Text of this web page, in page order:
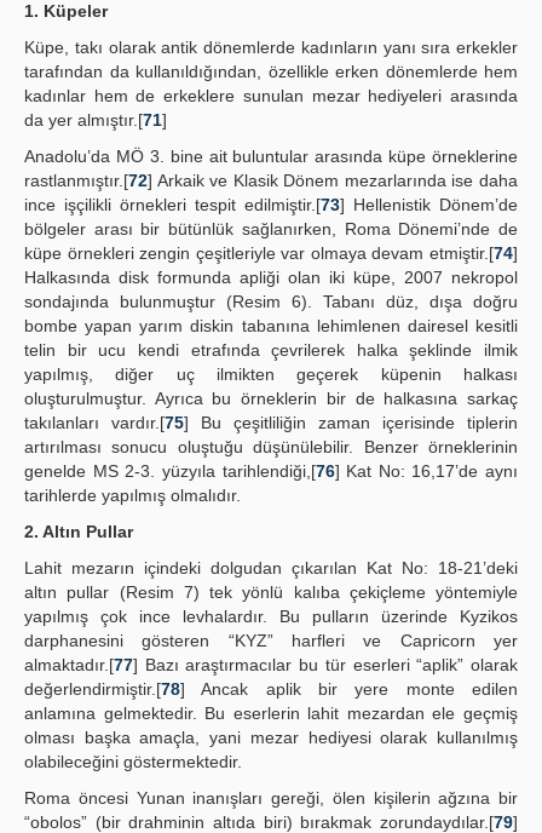
1. Küpeler
Küpe, takı olarak antik dönemlerde kadınların yanı sıra erkekler
tarafından da kullanıldığından, özellikle erken dönemlerde hem
kadınlar hem de erkeklere sunulan mezar hediyeleri arasında
da yer almıştır.[71]
Anadolu’da MÖ 3. bine ait buluntular arasında küpe örneklerine
rastlanmıştır.[72] Arkaik ve Klasik Dönem mezarlarında ise daha
ince işçilikli örnekleri tespit edilmiştir.[73] Hellenistik Dönem’de
bölgeler arası bir bütünlük sağlanırken, Roma Dönemi’nde de
küpe örnekleri zengin çeşitleriyle var olmaya devam etmiştir.[74]
Halkasında disk formunda apliği olan iki küpe, 2007 nekropol
sondajında bulunmuştur (Resim 6). Tabanı düz, dışa doğru
bombe yapan yarım diskin tabanına lehimlenen dairesel kesitli
telin bir ucu kendi etrafında çevrilerek halka şeklinde ilmik
yapılmış, diğer uç ilmikten geçerek küpenin halkası
oluşturulmuştur. Ayrıca bu örneklerin bir de halkasına sarkaç
takılanları vardır.[75] Bu çeşitliliğin zaman içerisinde tiplerin
artırılması sonucu oluştuğu düşünülebilir. Benzer örneklerinin
genelde MS 2-3. yüzyıla tarihlendiği,[76] Kat No: 16,17’de aynı
tarihlerde yapılmış olmalıdır.
2. Altın Pullar
Lahit mezarın içindeki dolgudan çıkarılan Kat No: 18-21’deki
altın pullar (Resim 7) tek yönlü kalıba çekiçleme yöntemiyle
yapılmış çok ince levhalardır. Bu pulların üzerinde Kyzikos
darphanesini gösteren “KYZ” harfleri ve Capricorn yer
almaktadır.[77] Bazı araştırmacılar bu tür eserleri “aplik” olarak
değerlendirmiştir.[78] Ancak aplik bir yere monte edilen
anlamına gelmektedir. Bu eserlerin lahit mezardan ele geçmiş
olması başka amaçla, yani mezar hediyesi olarak kullanılmış
olabileceğini göstermektedir.
Roma öncesi Yunan inanışları gereği, ölen kişilerin ağzına bir
“obolos” (bir drahminin altıda biri) bırakmak zorundaydılar.[79]